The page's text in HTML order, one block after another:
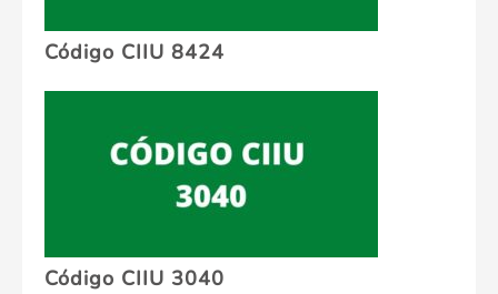
Código CIIU 8424
Código CIIU 3040